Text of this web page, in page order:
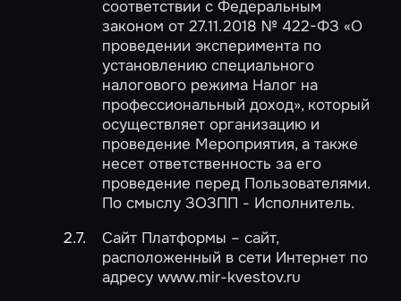
соответствии с Федеральным
законом от 27.11.2018 № 422-ФЗ «О
проведении эксперимента по
установлению специального
налогового режима Налог на
профессиональный доход», который
осуществляет организацию и
проведение Мероприятия, а также
несет ответственность за его
проведение перед Пользователями.
По смыслу ЗОЗПП - Исполнитель.
Сайт Платформы – сайт,
расположенный в сети Интернет по
адресу www.mir-kvestov.ru